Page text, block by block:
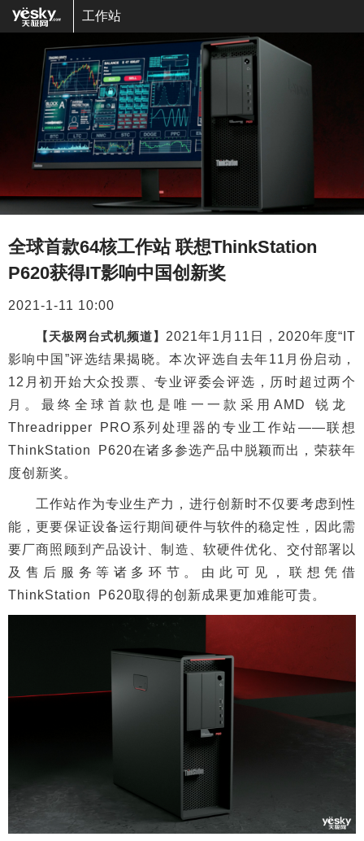
工作站
全球首款64核工作站 联想ThinkStation
P620获得IT影响中国创新奖
2021-1-11 10:00
【天极网台式机频道】 2021年1月11日，2020年度“IT
影响中国”评选结果揭晓。本次评选自去年11月份启动，
12月初开始大众投票、专业评委会评选，历时超过两个
月。最终全球首款也是唯一一款采用AMD 锐龙
Threadripper PRO系列处理器的专业工作站——联想
ThinkStation P620在诸多参选产品中脱颖而出，荣获年
度创新奖。
工作站作为专业生产力，进行创新时不仅要考虑到性
能，更要保证设备运行期间硬件与软件的稳定性，因此需
要厂商照顾到产品设计、制造、软硬件优化、交付部署以
及售后服务等诸多环节。由此可见，联想凭借
ThinkStation P620取得的创新成果更加难能可贵。